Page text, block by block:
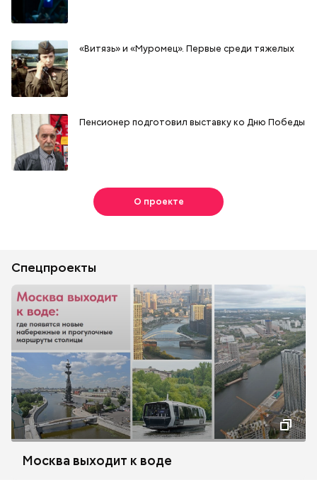
«Витязь» и «Муромец». Первые среди тяжелых
Пенсионер подготовил выставку ко Дню Победы
О проекте
Спецпроекты
Москва выходит к воде